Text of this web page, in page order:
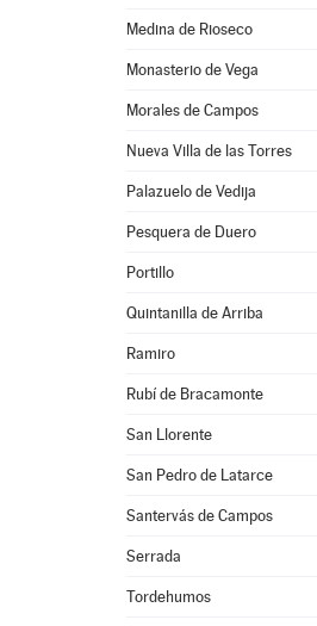
Medina de Rioseco
Monasterio de Vega
Morales de Campos
Nueva Villa de las Torres
Palazuelo de Vedija
Pesquera de Duero
Portillo
Quintanilla de Arriba
Ramiro
Rubí de Bracamonte
San Llorente
San Pedro de Latarce
Santervás de Campos
Serrada
Tordehumos